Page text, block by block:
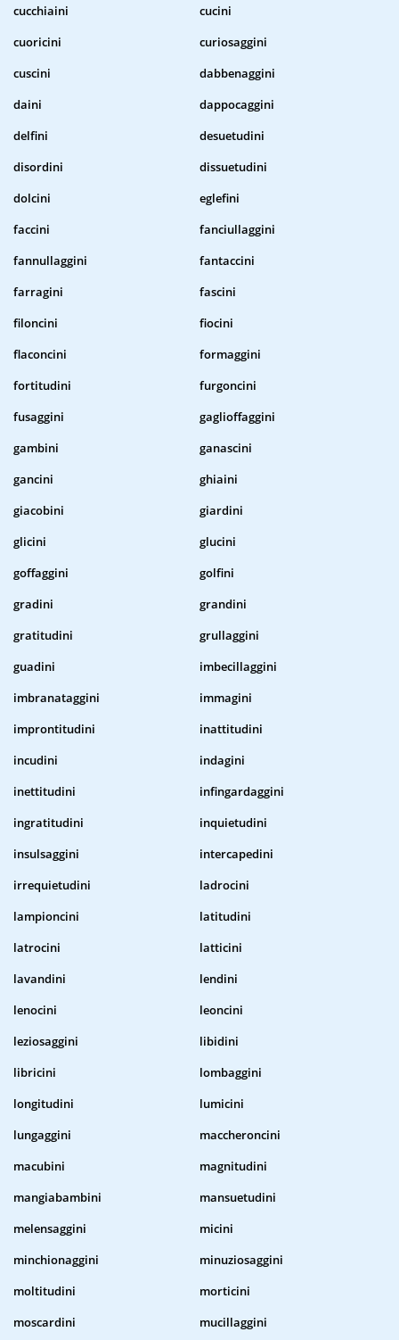
cucchiaini
cucini
cuoricini
curiosaggini
cuscini
dabbenaggini
daini
dappocaggini
delfini
desuetudini
disordini
dissuetudini
dolcini
eglefini
faccini
fanciullaggini
fannullaggini
fantaccini
farragini
fascini
filoncini
fiocini
flaconcini
formaggini
fortitudini
furgoncini
fusaggini
gaglioffaggini
gambini
ganascini
gancini
ghiaini
giacobini
giardini
glicini
glucini
goffaggini
golfini
gradini
grandini
gratitudini
grullaggini
guadini
imbecillaggini
imbranataggini
immagini
improntitudini
inattitudini
incudini
indagini
inettitudini
infingardaggini
ingratitudini
inquietudini
insulsaggini
intercapedini
irrequietudini
ladrocini
lampioncini
latitudini
latrocini
latticini
lavandini
lendini
lenocini
leoncini
leziosaggini
libidini
libricini
lombaggini
longitudini
lumicini
lungaggini
maccheroncini
macubini
magnitudini
mangiabambini
mansuetudini
melensaggini
micini
minchionaggini
minuziosaggini
moltitudini
morticini
moscardini
mucillaggini